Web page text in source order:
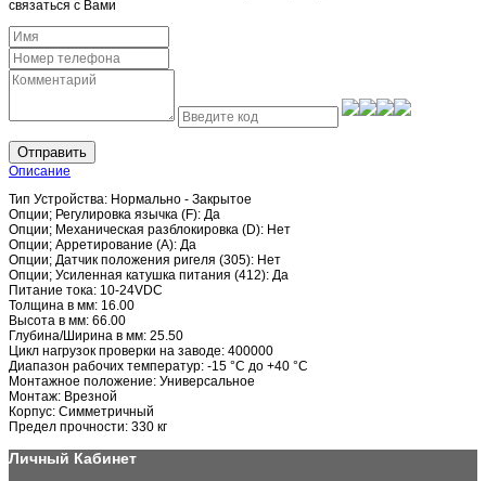
связаться с Вами
Отправить
Описание
Тип Устройства: Нормально - Закрытое
Опции; Регулировка язычка (F): Да
Опции; Механическая разблокировка (D): Нет
Опции; Арретирование (A): Да
Опции; Датчик положения ригеля (305): Нет
Опции; Усиленная катушка питания (412): Да
Питание тока: 10-24VDC
Толщина в мм: 16.00
Высота в мм: 66.00
Глубина/Ширина в мм: 25.50
Цикл нагрузок проверки на заводе: 400000
Диапазон рабочих температур: -15 °C до +40 °C
Монтажное положение: Универсальное
Монтаж: Врезной
Корпус: Симметричный
Предел прочности: 330 кг
Личный Кабинет